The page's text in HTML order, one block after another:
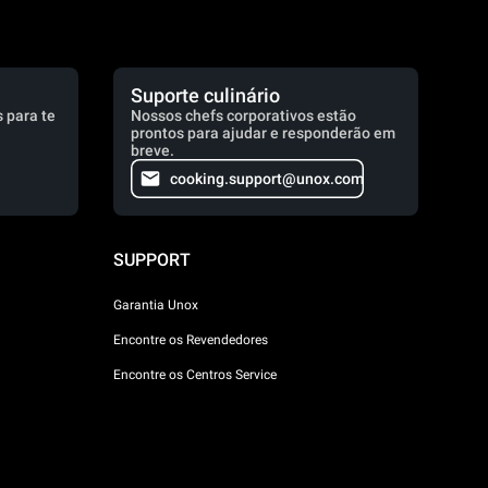
para te
Suporte culinário
Nossos chefs corporativos estão
prontos para ajudar e responderão em
breve.
cooking.support@unox.com
SUPPORT
Garantia Unox
Encontre os Revendedores
Encontre os Centros Service